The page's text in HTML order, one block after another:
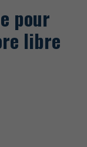
pour
libre